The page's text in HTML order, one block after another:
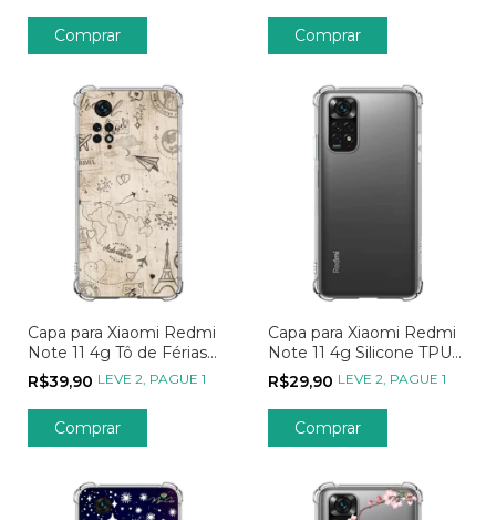
Comprar Comprar
Capa para Xiaomi Redmi
Note 11 4g Tô de Férias
Aventure-se pelo Mundo
R$39,90 LEVE 2, PAGUE 1
Comprar
Capa para Xiaomi Redmi
Note 11 4g Silicone TPU
Transparente
R$29,90 LEVE 2, PAGUE 1